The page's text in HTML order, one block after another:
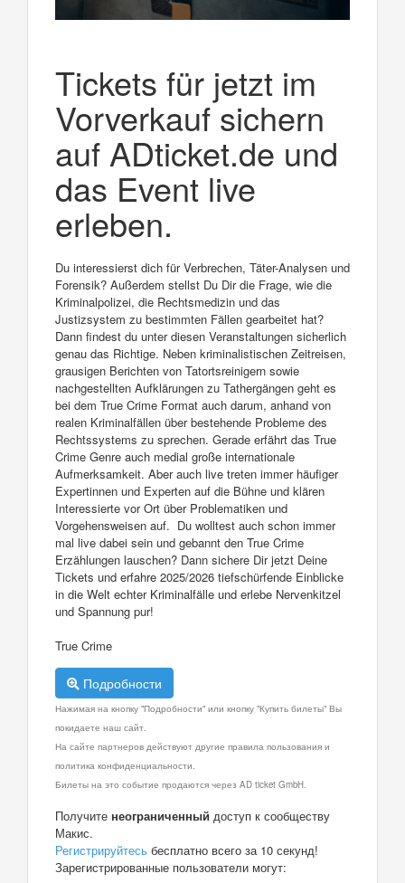
Tickets für jetzt im
Vorverkauf sichern
auf ADticket.de und
das Event live
erleben.
Du interessierst dich für Verbrechen, Täter-Analysen und
Forensik? Außerdem stellst Du Dir die Frage, wie die
Kriminalpolizei, die Rechtsmedizin und das
Justizsystem zu bestimmten Fällen gearbeitet hat?
Dann findest du unter diesen Veranstaltungen sicherlich
genau das Richtige. Neben kriminalistischen Zeitreisen,
grausigen Berichten von Tatortsreinigern sowie
nachgestellten Aufklärungen zu Tathergängen geht es
bei dem True Crime Format auch darum, anhand von
realen Kriminalfällen über bestehende Probleme des
Rechtssystems zu sprechen. Gerade erfährt das True
Crime Genre auch medial große internationale
Aufmerksamkeit. Aber auch live treten immer häufiger
Expertinnen und Experten auf die Bühne und klären
Interessierte vor Ort über Problematiken und
Vorgehensweisen auf. Du wolltest auch schon immer
mal live dabei sein und gebannt den True Crime
Erzählungen lauschen? Dann sichere Dir jetzt Deine
Tickets und erfahre 2025/2026 tiefschürfende Einblicke
in die Welt echter Kriminalfälle und erlebe Nervenkitzel
und Spannung pur!
True Crime
Подробности
Нажимая на кнопку "Подробности" или кнопку "Купить билеты" Вы
покидаете наш сайт.
На сайте партнеров действуют другие правила пользования и
политика конфиденциальности.
Билеты на это событие продаются через AD ticket GmbH.
Получите неограниченный доступ к сообществу
Макис.
Регистрируйтесь бесплатно всего за 10 секунд!
Зарегистрированные пользователи могут: